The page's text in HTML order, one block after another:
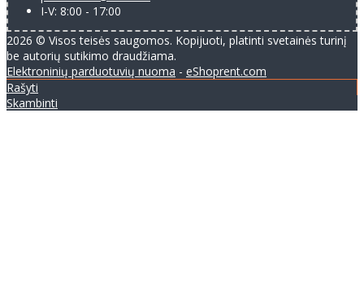
I-V: 8:00 - 17:00
2026 © Visos teisės saugomos. Kopijuoti, platinti svetainės turinį
be autorių sutikimo draudžiama.
Elektroninių parduotuvių nuoma - eShoprent.com
Rašyti
Skambinti